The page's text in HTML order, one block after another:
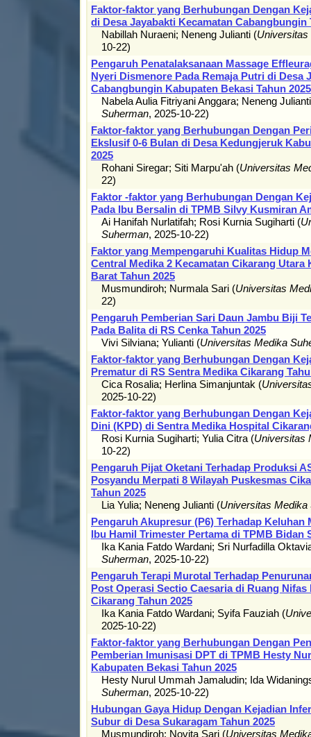
Faktor-faktor yang Berhubungan Dengan
di Desa Jayabakti Kecamatan Cabangbungin
Nabillah Nuraeni; Neneng Julianti (
10-22)
Pengaruh Penatalaksanaan Massage
Nyeri Dismenore Pada Remaja Putri di Desa
Cabangbungin Kabupaten Bekasi Tahun 2025
Nabela Aulia Fitriyani Anggara; Neneng Julianti
Suherman, 2025-10-22)
Faktor-faktor yang Berhubungan Dengan
Ekslusif 0-6 Bulan di Desa Kedungjeruk
2025
Rohani Siregar; Siti Marpu'ah (Universitas
22)
Faktor -faktor yang Berhubungan Dengan
Pada Ibu Bersalin di TPMB Silvy Kusmiran
Ai Hanifah Nurlatifah; Rosi Kurnia Sugiharti (
Suherman, 2025-10-22)
Faktor yang Mempengaruhi Kualitas Hidup
Central Medika 2 Kecamatan Cikarang Utara
Barat Tahun 2025
Musmundiroh; Nurmala Sari (Universitas
22)
Pengaruh Pemberian Sari Daun Jambu Biji
Pada Balita di RS Cenka Tahun 2025
Vivi Silviana; Yulianti (Universitas Medika
Faktor-faktor yang Berhubungan Dengan
Prematur di RS Sentra Medika Cikarang
Cica Rosalia; Herlina Simanjuntak (
2025-10-22)
Faktor-faktor yang Berhubungan Dengan
Dini (KPD) di Sentra Medika Hospital
Rosi Kurnia Sugiharti; Yulia Citra (Universitas
10-22)
Pengaruh Pijat Oketani Terhadap Produksi
Posyandu Merpati 8 Wilayah Puskesmas
Tahun 2025
Lia Yulia; Neneng Julianti (Universitas Medika
Pengaruh Akupresur (P6) Terhadap Keluhan
Ibu Hamil Trimester Pertama di TPMB Bidan
Ika Kania Fatdo Wardani; Sri Nurfadilla
Suherman, 2025-10-22)
Pengaruh Terapi Murotal Terhadap
Post Operasi Sectio Caesaria di Ruang Nifas
Cikarang Tahun 2025
Ika Kania Fatdo Wardani; Syifa Fauziah (
2025-10-22)
Faktor-faktor yang Berhubungan Dengan
Pemberian Imunisasi DPT di TPMB Hesty
Kabupaten Bekasi Tahun 2025
Hesty Nurul Ummah Jamaludin; Ida
Suherman, 2025-10-22)
Hubungan Gaya Hidup Dengan Kejadian
Subur di Desa Sukaragam Tahun 2025
Musmundiroh; Novita Sari (Universitas